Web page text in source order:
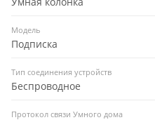
Модель
Подписка
Тип соединения устройств
Беспроводное
Протокол связи Умного дома